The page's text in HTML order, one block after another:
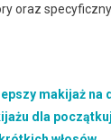
oraz
makijaż na
dla